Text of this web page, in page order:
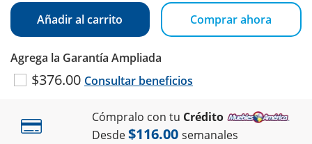
Añadir al carrito Comprar ahora
Agrega la Garantía Ampliada
$376.00 Consultar beneficios
Cómpralo con tu Crédito
Desde$116.00 semanales